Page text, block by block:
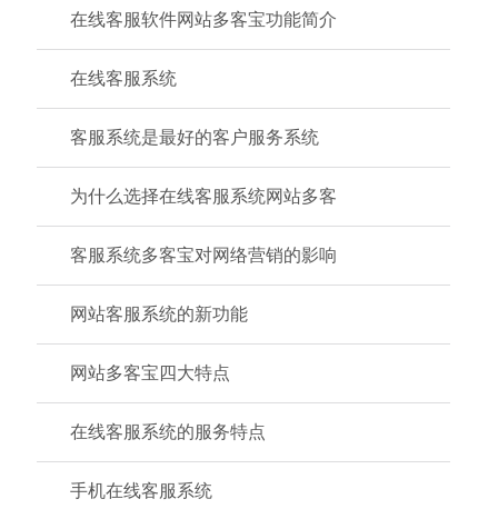
在线客服软件网站多客宝功能简介
在线客服系统
客服系统是最好的客户服务系统
为什么选择在线客服系统网站多客
客服系统多客宝对网络营销的影响
网站客服系统的新功能
网站多客宝四大特点
在线客服系统的服务特点
手机在线客服系统